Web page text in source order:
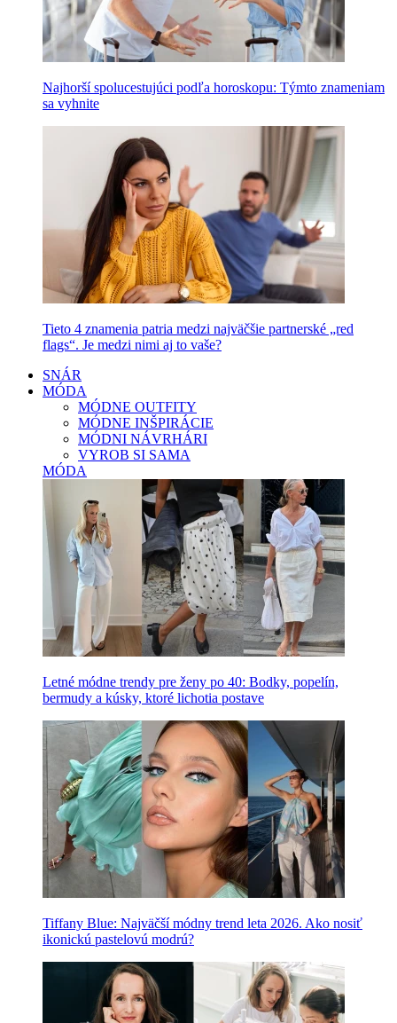
Najhorší spolucestujúci podľa horoskopu: Týmto znameniam
sa vyhnite
Tieto 4 znamenia patria medzi najväčšie partnerské „red
flags“. Je medzi nimi aj to vaše?
SNÁR
MÓDA
MÓDNE OUTFITY
MÓDNE INŠPIRÁCIE
MÓDNI NÁVRHÁRI
VYROB SI SAMA
MÓDA
Letné módne trendy pre ženy po 40: Bodky, popelín,
bermudy a kúsky, ktoré lichotia postave
Tiffany Blue: Najväčší módny trend leta 2026. Ako nosiť
ikonickú pastelovú modrú?